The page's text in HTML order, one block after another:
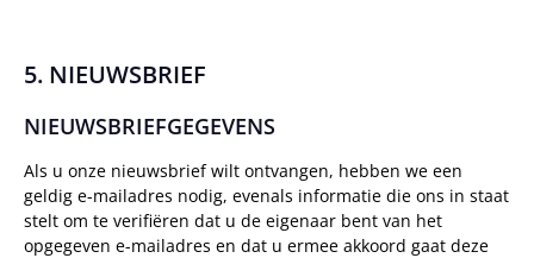
5. NIEUWSBRIEF
NIEUWSBRIEFGEGEVENS
Als u onze nieuwsbrief wilt ontvangen, hebben we een
geldig e-mailadres nodig, evenals informatie die ons in staat
stelt om te verifiëren dat u de eigenaar bent van het
opgegeven e-mailadres en dat u ermee akkoord gaat deze